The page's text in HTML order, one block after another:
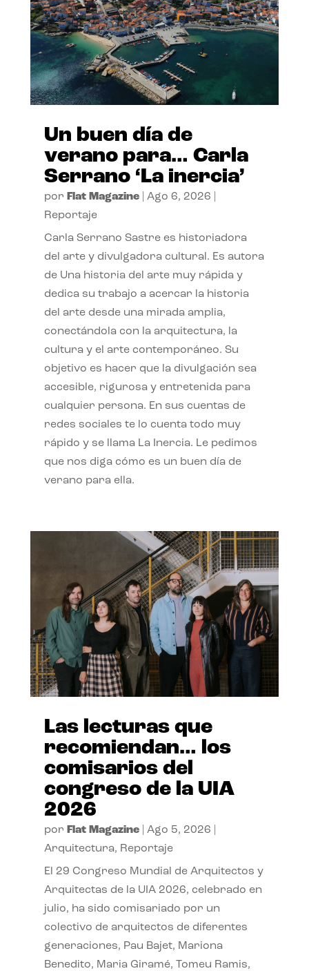
Un buen día de
verano para… Carla
Serrano ‘La inercia’
por Flat Magazine| Ago 6, 2026
Reportaje
Carla Serrano Sastre es historiadora
del arte y divulgadora cultural. Es autora
de Una historia del arte muy rápida y
dedica su trabajo a acercar la historia
del arte desde una mirada amplia,
conectándola con la arquitectura, la
cultura y el arte contemporáneo. Su
objetivo es hacer que la divulgación sea
accesible, rigurosa y entretenida para
cualquier persona. En sus cuentas de
redes sociales te lo cuenta todo muy
rápido y se llama La Inercia. Le pedimos
que nos diga cómo es un buen día de
verano para ella.
Las lecturas que
recomiendan… los
comisarios del
congreso de la UIA
2026
por Flat Magazine| Ago 5, 2026
Arquitectura, Reportaje
El 29 Congreso Mundial de Arquitectos y
Arquitectas de la UIA 2026, celebrado en
julio, ha sido comisariado por un
colectivo de arquitectos de diferentes
generaciones, Pau Bajet, Mariona
Benedito, Maria Giramé, Tomeu Ramis,